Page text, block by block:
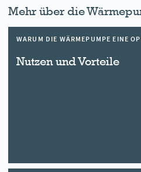
Mehr über die
WARUM DIE WÄRMEPUMPE EINE
Nutzen und Vorteile